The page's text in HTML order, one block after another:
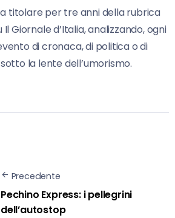
titolare per tre anni della rubrica
Il Giornale d’Italia, analizzando, ogni
di cronaca, di politica o di
la lente dell’umorismo.
Precedente
Pechino Express: i pellegrini
dell’autostop